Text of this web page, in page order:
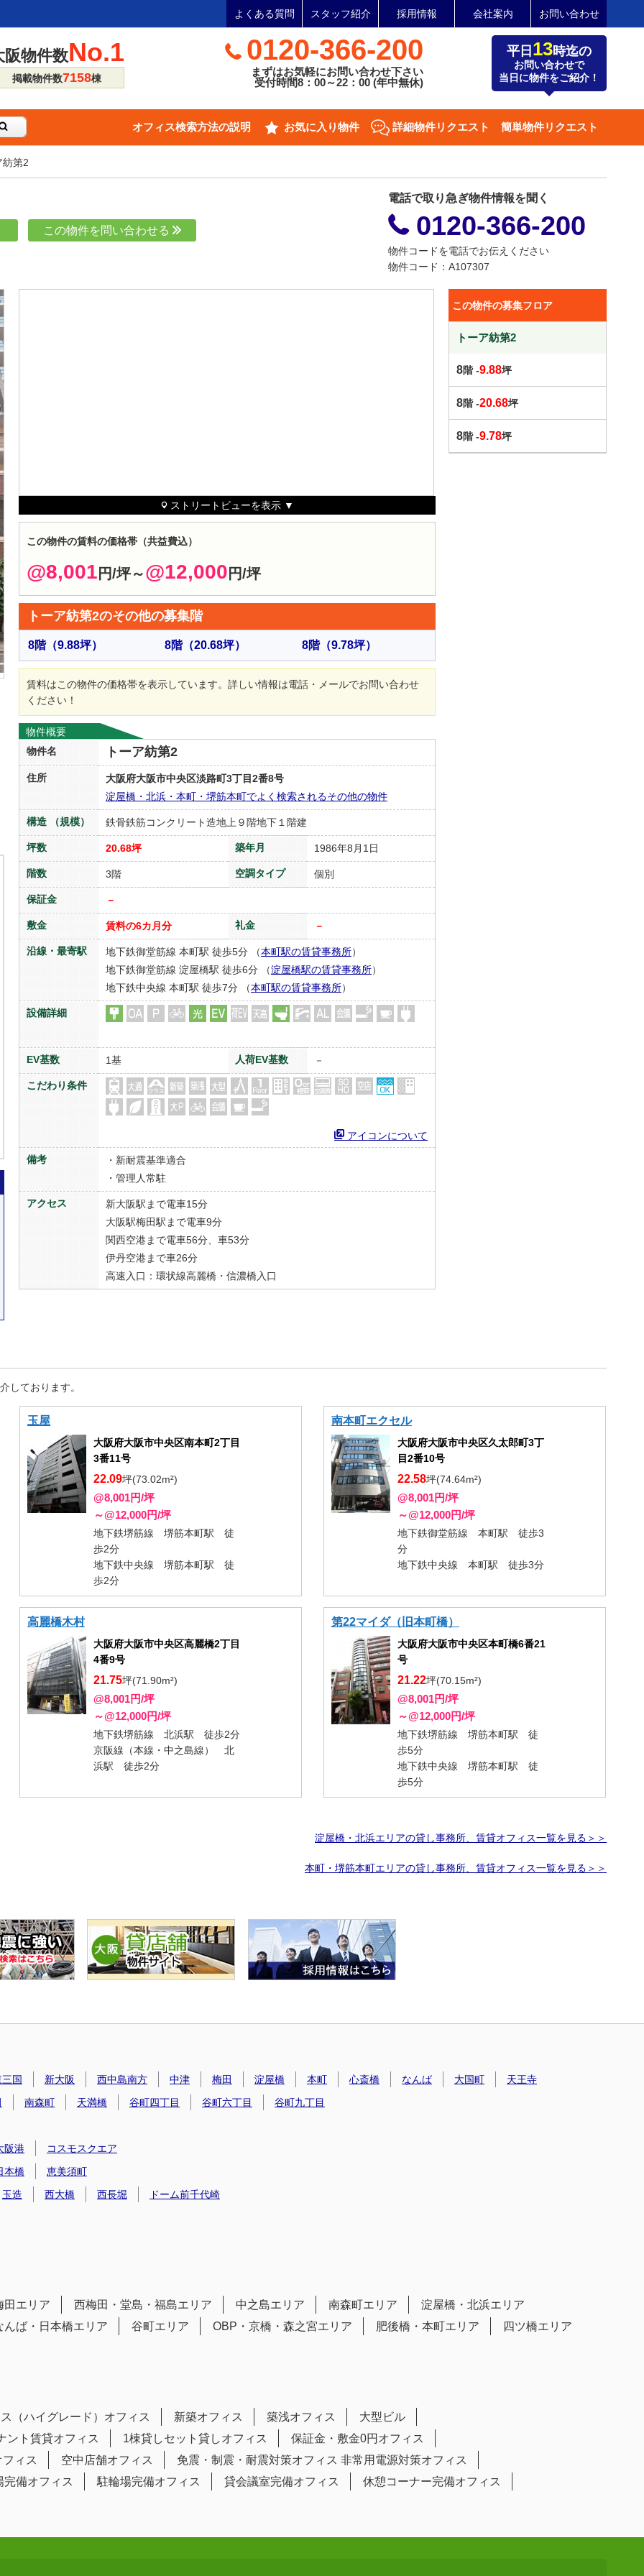
よくある質問 スタッフ紹介 採用情報 会社案内 お問い合わせ
阪物件数No.1
掲載物件数7158棟
0120-366-200
まずはお気軽にお問い合わせ下さい
受付時間8：00～22：00 (年中無休)
平日 13時迄の
お問い合わせで
当日に物件をご紹介！
オフィス検索方法の説明 お気に入り物件 詳細物件リクエスト 簡単物件リクエスト
第2
この物件を問い合わせる
電話で取り急ぎ物件情報を聞く
0120-366-200
物件コードを電話でお伝えください
物件コード：A107307
ストリートビューを表示 ▼
この物件の賃料の価格帯（共益費込）
@8,001 円/坪～@12,000 円/坪
トーア紡第2のその他の募集階
8階（9.88坪） 8階（20.68坪） 8階（9.78坪）
賃料はこの物件の価格帯を表示しています。詳しい情報は電話・メールでお問い合わせ
ください！
物件概要
物件名
トーア紡第2
住所
大阪府大阪市中央区淡路町3丁目2番8号
淀屋橋・北浜・本町・堺筋本町でよく検索されるその他の物件
構造 （規模） 鉄骨鉄筋コンクリート造地上９階地下１階建
坪数 20.68坪 築年月 1986年8月1日
階数 3階 空調タイプ 個別
保証金 －
敷金 賃料の6カ月分 礼金 －
沿線・最寄駅 地下鉄御堂筋線 本町駅 徒歩5分 （本町駅の賃貸事務所）
地下鉄御堂筋線 淀屋橋駅 徒歩6分 （淀屋橋駅の賃貸事務所）
地下鉄中央線 本町駅 徒歩7分 （本町駅の賃貸事務所）
設備詳細
EV基数 1基 人荷EV基数 －
こだわり条件
アイコンについて
備考
・新耐震基準適合
・管理人常駐
アクセス
新大阪駅まで電車15分
大阪駅梅田駅まで電車9分
関西空港まで電車56分、車53分
伊丹空港まで車26分
高速入口：環状線高麗橋・信濃橋入口
この物件の募集フロア
トーア紡第2
8階 -9.88坪
8階 -20.68坪
8階 -9.78坪
しております。
玉屋
大阪府大阪市中央区南本町2丁目
3番11号
22.09坪(73.02m²)
@8,001円/坪
～@12,000円/坪
地下鉄堺筋線 堺筋本町駅 徒
歩2分
地下鉄中央線 堺筋本町駅 徒
歩2分
南本町エクセル
大阪府大阪市中央区久太郎町3丁
目2番10号
22.58坪(74.64m²)
@8,001円/坪
～@12,000円/坪
地下鉄御堂筋線 本町駅 徒歩3
分
地下鉄中央線 本町駅 徒歩3分
高麗橋木村
大阪府大阪市中央区高麗橋2丁目
4番9号
21.75坪(71.90m²)
@8,001円/坪
～@12,000円/坪
地下鉄堺筋線 北浜駅 徒歩2分
京阪線（本線・中之島線） 北
浜駅 徒歩2分
第22マイダ（旧本町橋）
大阪府大阪市中央区本町橋6番21
号
21.22坪(70.15m²)
@8,001円/坪
～@12,000円/坪
地下鉄堺筋線 堺筋本町駅 徒
歩5分
地下鉄中央線 堺筋本町駅 徒
歩5分
淀屋橋・北浜エリアの貸し事務所、賃貸オフィス一覧を見る＞＞
本町・堺筋本町エリアの貸し事務所、賃貸オフィス一覧を見る＞＞
国 新大阪 西中島南方 中津 梅田 淀屋橋 本町 心斎橋 なんば 大国町
天王寺
南森町 天満橋 谷町四丁目 谷町六丁目 谷町九丁目
阪港
コスモスクエア
本橋
恵美須町
玉造
西大橋 西長堀 ドーム前千代崎
田エリア 西梅田・堂島・福島エリア 中之島エリア 南森町エリア
淀屋橋・北浜エリア
んば・日本橋エリア
谷町エリア OBP・京橋・森之宮エリア 肥後橋・本町エリア 四ツ橋エリア
（ハイグレード）オフィス 新築オフィス 築浅オフィス
大型ビル
ント賃貸オフィス
1棟貸しセット貸しオフィス
保証金・敷金0円オフィス
ィス
空中店舗オフィス 免震・制震・耐震対策オフィス 非常用電源対策オフィス
完備オフィス
駐輪場完備オフィス 貸会議室完備オフィス 休憩コーナー完備オフィス